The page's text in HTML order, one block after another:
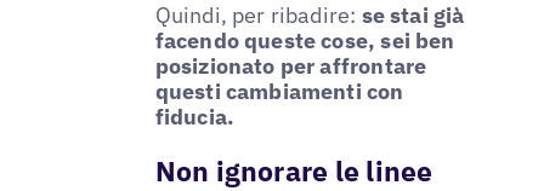
Quindi, per ribadire: se stai già
facendo queste cose, sei ben
posizionato per affrontare
questi cambiamenti con
fiducia.
Non ignorare le linee